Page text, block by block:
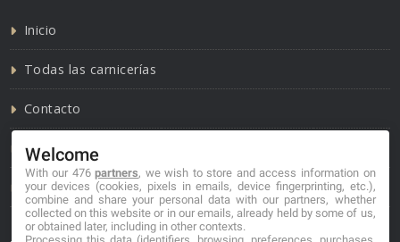
Inicio
Todas las carnicerías
Contacto
Política de cookies
Política de privacidad
Welcome
With our 476partners, we wish to store and access information on
your devices (cookies, pixels in emails, device fingerprinting, etc.),
combine and share your personal data with our partners, whether
collected on this website or in our emails, already held by some of us,
or obtained later, including in other contexts.
Processing this data (identifiers, browsing, preferences, purchases,